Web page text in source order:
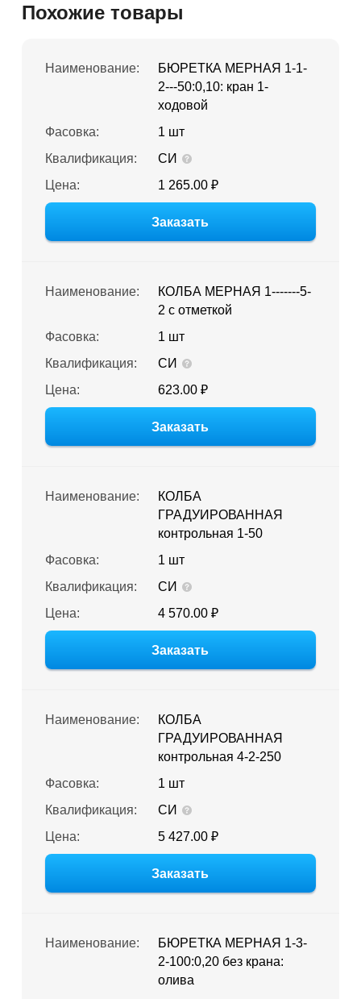
Похожие товары
Наименование:
БЮРЕТКА МЕРНАЯ 1-1-
2---50:0,10: кран 1-
ходовой
Фасовка:
1 шт
Квалификация:
СИ
Цена:
1 265.00 ₽
Заказать
Наименование:
КОЛБА МЕРНАЯ 1-------5-
2 с отметкой
Фасовка:
1 шт
Квалификация:
СИ
Цена:
623.00 ₽
Заказать
Наименование:
КОЛБА
ГРАДУИРОВАННАЯ
контрольная 1-50
Фасовка:
1 шт
Квалификация:
СИ
Цена:
4 570.00 ₽
Заказать
Наименование:
КОЛБА
ГРАДУИРОВАННАЯ
контрольная 4-2-250
Фасовка:
1 шт
Квалификация:
СИ
Цена:
5 427.00 ₽
Заказать
Наименование:
БЮРЕТКА МЕРНАЯ 1-3-
2-100:0,20 без крана:
олива